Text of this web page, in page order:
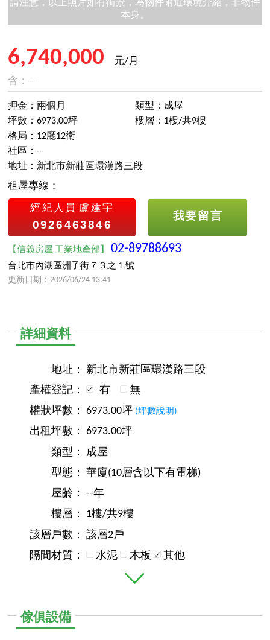
請注意，以上照片如有街景，為物件附近環境介紹，非物件
本身。
6,740,000
元/月
含：--
押金：兩個月
坪數：6973.00坪
類型：成屋
樓層：1樓/共9樓
格局：12廳12衛
社區：--
地址：新北市新莊區環漢路三段
租屋專線：
經紀人員 盧建宇
0926463846
我要留言
【信義房屋 工業地產部】02-89788693
台北市內湖區洲子街７３之１號
更新日期：2026/06/24 13:41
詳細資料
地址：
新北市新莊區環漢路三段
產權登記：
有
無
權狀坪數：
6973.00坪 (坪數說明)
出租坪數：
6973.00坪
類型：
成屋
型態：
華廈(10層含以下有電梯)
屋齡：
--年
樓層：
1樓/共9樓
該層戶數：
該層2戶
隔間材質：
水泥 木板 其他
傢俱設備